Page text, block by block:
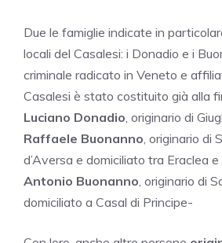
Due le famiglie indicate in
locali del Casalesi: i Donadio e i
criminale radicato in Veneto e
Casalesi è stato costituito già alla
Luciano Donadio, originario di
Raffaele Buonanno, originario di
d’Aversa e domiciliato tra Eraclea
Antonio Buonanno, originario di
domiciliato a Casal di Principe-